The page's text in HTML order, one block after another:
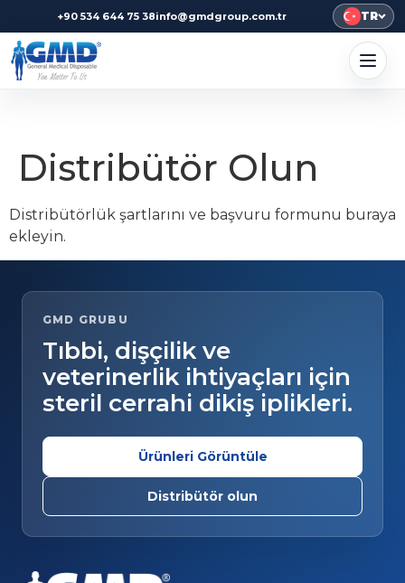
+90 534 644 75 38info@gmdgroup.com.tr TR
Distribütör Olun
Distribütörlük şartlarını ve başvuru formunu buraya
ekleyin.
GMD GRUBU
Tıbbi, dişçilik ve
veterinerlik ihtiyaçları için
steril cerrahi dikiş iplikleri.
Ürünleri Görüntüle
Distribütör olun